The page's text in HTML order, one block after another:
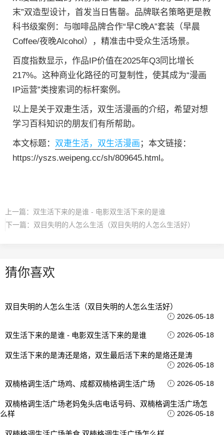
末”双造型设计，首发当日售罄。品牌联名策略更是教
科书级案例：与咖啡品牌合作“早C晚A”套装（早晨
Coffee/夜晚Alcohol），精准击中受众生活场景。
百度指数显示，作品IP价值在2025年Q3同比增长
217%。这种商业化路径的可复制性，使其成为“漫画
IP运营”类搜索词的标杆案例。
以上是关于双疌生活，双生活漫画的介绍，希望对想
学习百科知识的朋友们有所帮助。
本文标题： 双疌生活，双生活漫画 ；本文链接：
https://yszs.weipeng.cc/sh/809645.html。
上一篇： 双生活下来的是谁 - 电影双生活下来的是谁
下一篇： 双目失明的人怎么生活（双目失明的人怎么生活好）
猜你喜欢
双目失明的人怎么生活（双目失明的人怎么生活好）
2026-05-18
双生活下来的是谁 - 电影双生活下来的是谁 2026-05-18
双生活下来的是涛还是烙，双生最后活下来的是烙还是涛
2026-05-18
双楠格调生活广场鸡、成都双楠格调生活广场 2026-05-18
双楠格调生活广场老妈兔头店电话号码、双楠格调生活广场怎
么样
2026-05-18